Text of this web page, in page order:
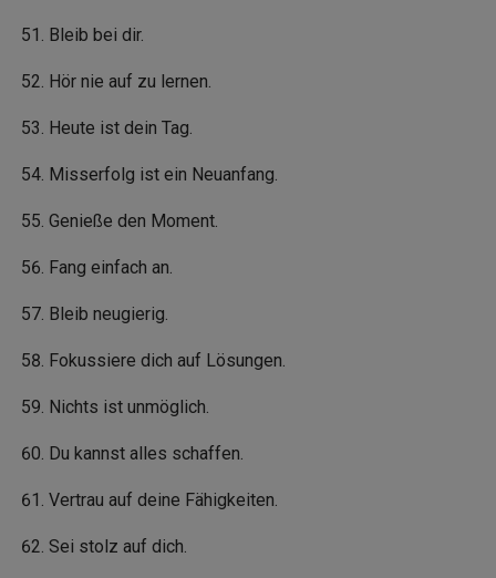
Bleib bei dir.
Hör nie auf zu lernen.
Heute ist dein Tag.
Misserfolg ist ein Neuanfang.
Genieße den Moment.
Fang einfach an.
Bleib neugierig.
Fokussiere dich auf Lösungen.
Nichts ist unmöglich.
Du kannst alles schaffen.
Vertrau auf deine Fähigkeiten.
Sei stolz auf dich.